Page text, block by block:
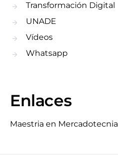
Transformación Digital
UNADE
Vídeos
Whatsapp
Enlaces
Maestria en Mercadotecnia